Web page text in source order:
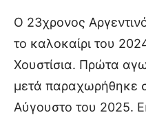
Ο 23χρονος
το καλοκαίρι του
Χουστίσια. Πρώτα
μετά παραχωρήθηκε
Αύγουστο του 2025.